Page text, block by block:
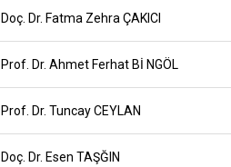
Doç. Dr. Fatma Zehra ÇAKICI
Prof. Dr. Ahmet Ferhat Bİ NGÖL
Prof. Dr. Tuncay CEYLAN
Doç. Dr. Esen TAŞĞIN